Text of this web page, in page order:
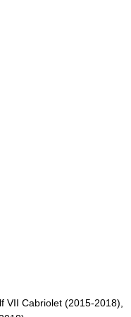
Cabriolet (2015-2018),